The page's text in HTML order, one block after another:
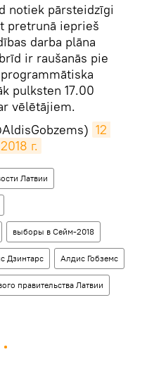
notiek pārsteidzīgi
pretrunā ieprieš
darba plāna
ir raušanās pie
pulksten 17.00
vēlētājiem.
12
г.
Латвии
выборы в Сейм-2018
Дзинтарс Алдис Гобземс
правительства Латвии